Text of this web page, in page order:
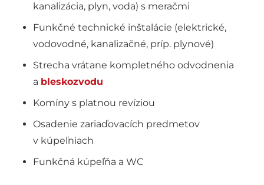
kanalizácia, plyn, voda) s meračmi
Funkčné technické inštalácie (elektrické,
vodovodné, kanalizačné, príp. plynové)
Strecha vrátane kompletného odvodnenia
a bleskozvodu
Komíny s platnou revíziou
Osadenie zariaďovacích predmetov
v kúpeľniach
Funkčná kúpeľňa a WC